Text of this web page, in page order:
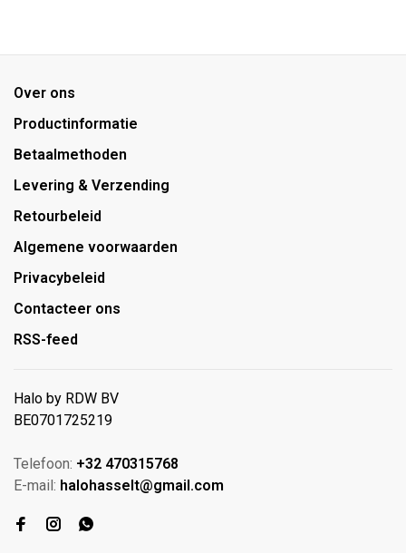
Over ons
Productinformatie
Betaalmethoden
Levering & Verzending
Retourbeleid
Algemene voorwaarden
Privacybeleid
Contacteer ons
RSS-feed
Halo by RDW BV
BE0701725219
Telefoon: +32 470315768
E-mail: halohasselt@gmail.com